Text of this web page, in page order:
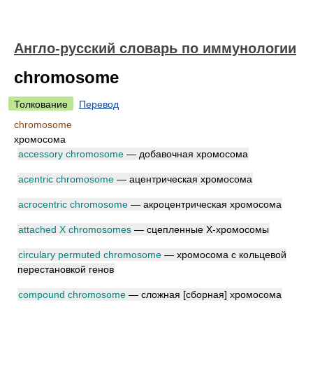
Англо-русский словарь по иммунологии
chromosome
Толкование
Перевод
chromosome
хромосома
accessory chromosome — добавочная хромосома
acentric chromosome — ацентрическая хромосома
acrocentric chromosome — акроцентрическая хромосома
attached X chromosomes — сцепленные X-хромосомы
circulary permuted chromosome — хромосома с кольцевой
перестановкой генов
compound chromosome — сложная [сборная] хромосома